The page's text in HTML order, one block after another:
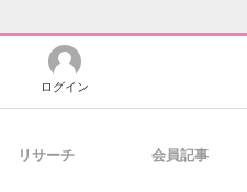
ログイン
リサーチ 会員記事